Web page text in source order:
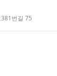
번길 75